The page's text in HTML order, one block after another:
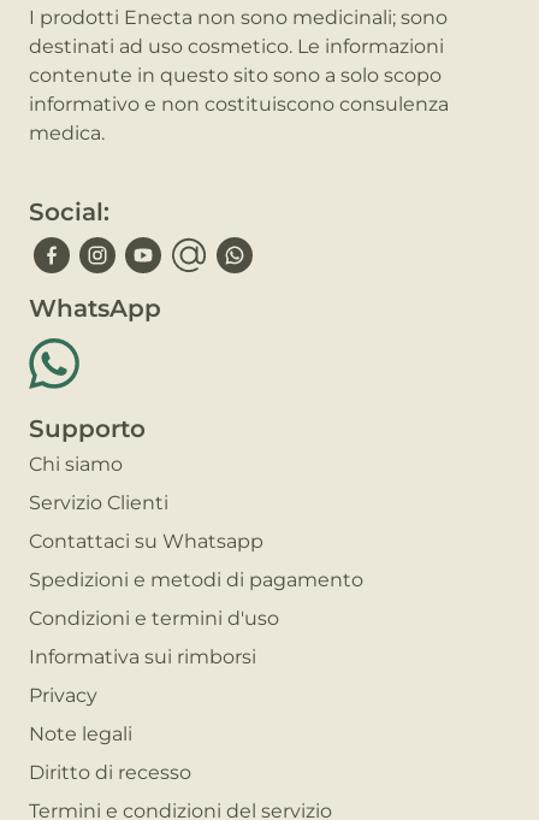
I prodotti Enecta non sono medicinali; sono
destinati ad uso cosmetico. Le informazioni
contenute in questo sito sono a solo scopo
informativo e non costituiscono consulenza
medica.
Social:
WhatsApp
Supporto
Chi siamo
Servizio Clienti
Contattaci su Whatsapp
Spedizioni e metodi di pagamento
Condizioni e termini d'uso
Informativa sui rimborsi
Privacy
Note legali
Diritto di recesso
Termini e condizioni del servizio